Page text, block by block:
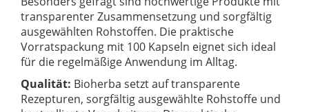
transparenter Zusammensetzung und sorgfältig
ausgewählten Rohstoffen. Die praktische
Vorratspackung mit 100 Kapseln eignet sich ideal
für die regelmäßige Anwendung im Alltag.
Qualität: Bioherba setzt auf transparente
Rezepturen, sorgfältig ausgewählte Rohstoffe und